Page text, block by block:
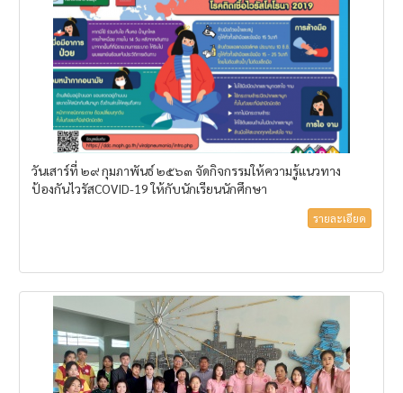
วันเสาร์ที่ ๒๙ กุมภาพันธ์ ๒๕๖๓ จัดกิจกรรมให้ความรู้แนวทาง
ป้องกันไวรัสCOVID-19 ให้กับนักเรียนนักศึกษา
รายละเอียด